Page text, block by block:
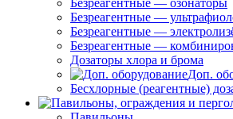
Безреагентные — озонаторы
Безреагентные —
Безреагентные —
Безреагентные —
Дозаторы хлора и брома
Доп.
Бесхлорные (реагентные)